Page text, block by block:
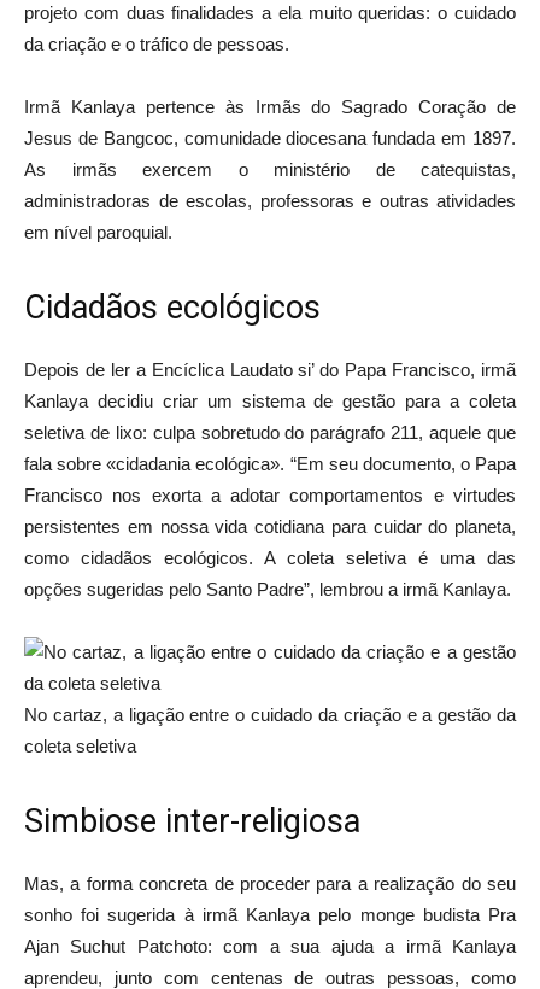
projeto com duas finalidades a ela muito queridas: o cuidado
da criação e o tráfico de pessoas.
Irmã Kanlaya pertence às Irmãs do Sagrado Coração de
Jesus de Bangcoc, comunidade diocesana fundada em 1897.
As irmãs exercem o ministério de catequistas,
administradoras de escolas, professoras e outras atividades
em nível paroquial.
Cidadãos ecológicos
Depois de ler a Encíclica Laudato si’ do Papa Francisco, irmã
Kanlaya decidiu criar um sistema de gestão para a coleta
seletiva de lixo: culpa sobretudo do parágrafo 211, aquele que
fala sobre «cidadania ecológica». “Em seu documento, o Papa
Francisco nos exorta a adotar comportamentos e virtudes
persistentes em nossa vida cotidiana para cuidar do planeta,
como cidadãos ecológicos. A coleta seletiva é uma das
opções sugeridas pelo Santo Padre”, lembrou a irmã Kanlaya.
No cartaz, a ligação entre o cuidado da criação e a gestão da
coleta seletiva
Simbiose inter-religiosa
Mas, a forma concreta de proceder para a realização do seu
sonho foi sugerida à irmã Kanlaya pelo monge budista Pra
Ajan Suchut Patchoto: com a sua ajuda a irmã Kanlaya
aprendeu, junto com centenas de outras pessoas, como